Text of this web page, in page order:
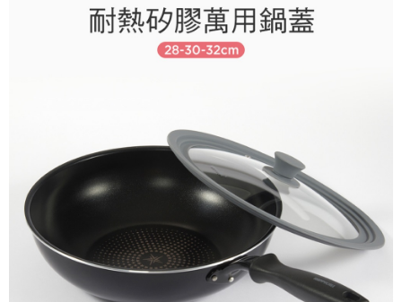
後付繳納相關費用。
※ 交易是否成功請以「AFTEE先享後付 」之結帳頁面顯示為準，若有關於
是否繳費成功／繳費後需取消欲退款等相關疑問，請聯繫「AFTEE先享後付
https://netprotections.freshdesk.com/support/home
權轉讓予恩沛科技股份有限公司。
２．關於個人資料處理事宜，請瀏覽以下網址：
https://aftee.tw/terms/#terms3
３．未成年的使用者請事先徵得法定代理人或監護人之同意方可使用
「AFTEE先享後付」，若未經同意申辦者引起之損失，本公司不負相關責
任。
４．使用「AFTEE先享後付」時，將依據個別帳號之用戶狀況，依本公司即
時審查核予不同之上限額度；若仍有額度不足之情形，本公司將視審查結果
請求用戶進行身份認證。
５．嚴禁一人註冊多個帳號或使用他人資訊註冊。若發現惡意使用之情形，
恩沛科技股份有限公司將有權停止該用戶之使用額度並採取法律行動。